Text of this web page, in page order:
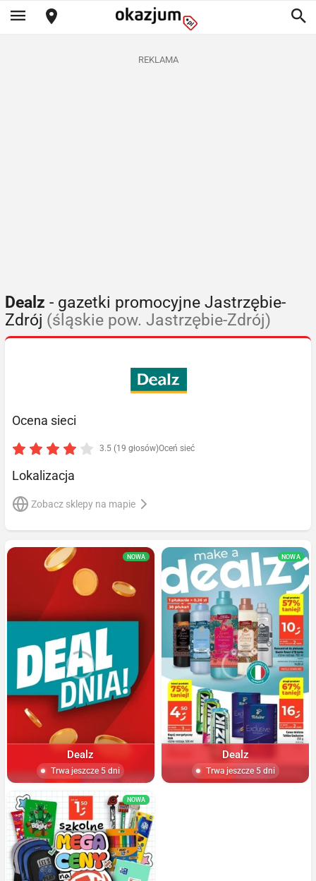
REKLAMA
Dealz - gazetki promocyjne Jastrzębie-
Zdrój (śląskie pow. Jastrzębie-Zdrój)
Ocena sieci
3.5 (19 głosów)Oceń sieć
Lokalizacja
Zobacz sklepy na mapie
NOWA
Dealz
Trwa jeszcze 5 dni
NOWA
Dealz
Trwa jeszcze 5 dni
NOWA